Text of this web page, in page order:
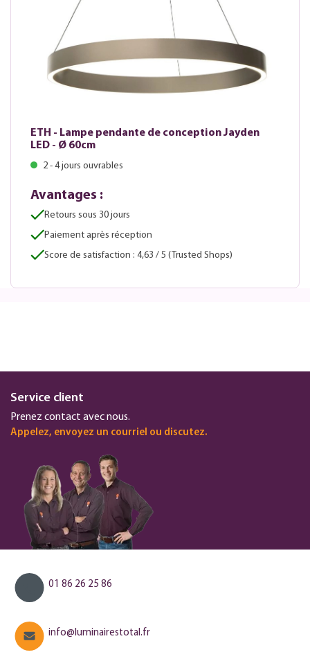
ETH - Lampe pendante de conception Jayden
LED - Ø 60cm
2 - 4 jours ouvrables
Avantages :
Retours sous 30 jours
Paiement après réception
Score de satisfaction : 4,63 / 5 (Trusted Shops)
Service client
Prenez contact avec nous.
Appelez, envoyez un courriel ou discutez.
01 86 26 25 86
info@luminairestotal.fr